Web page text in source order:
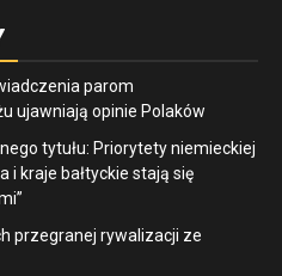
parom
ujawniają opinie Polaków
tytułu: Priorytety niemieckiej
i kraje bałtyckie stają się
przegranej rywalizacji ze